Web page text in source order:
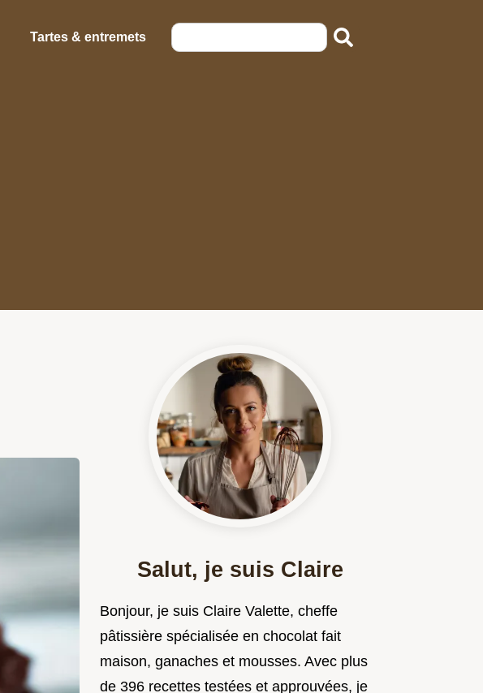
Tartes & entremets
Salut, je suis Claire
Bonjour, je suis Claire Valette, cheffe
pâtissière spécialisée en chocolat fait
maison, ganaches et mousses. Avec plus
de 396 recettes testées et approuvées, je